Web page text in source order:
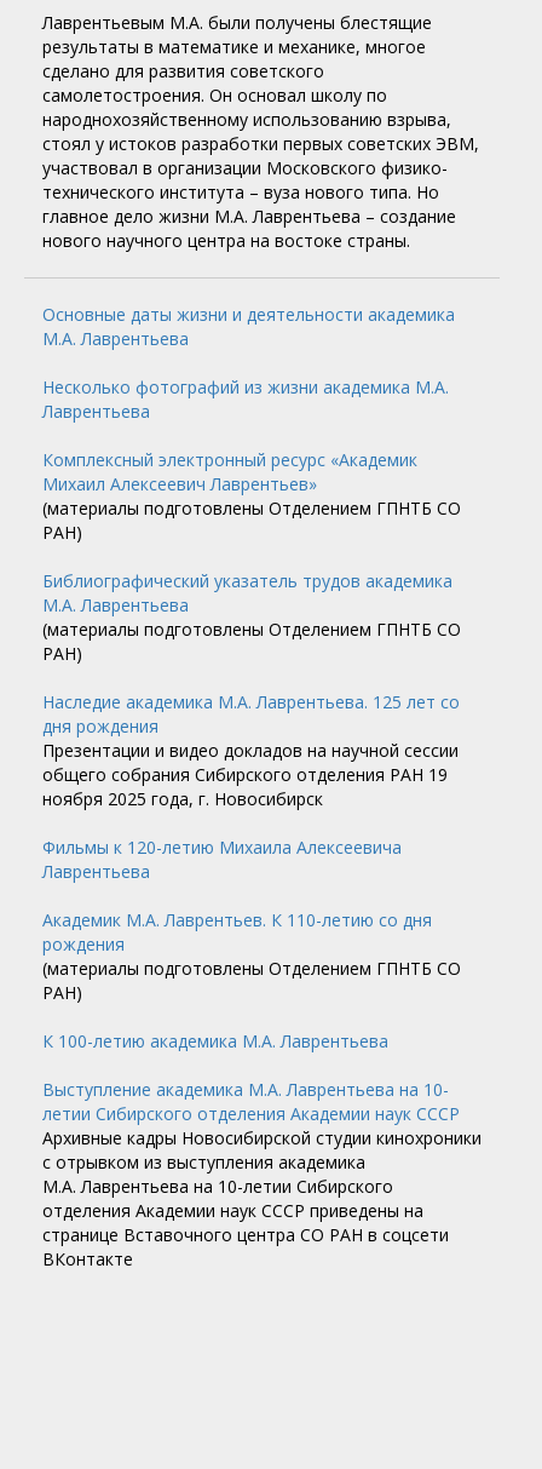
Лаврентьевым М.А. были получены блестящие
результаты в математике и механике, многое
сделано для развития советского
самолетостроения. Он основал школу по
народнохозяйственному использованию взрыва,
стоял у истоков разработки первых советских ЭВМ,
участвовал в организации Московского физико-
технического института – вуза нового типа. Но
главное дело жизни М.А. Лаврентьева – создание
нового научного центра на востоке страны.
Основные даты жизни и деятельности академика
М.А. Лаврентьева
Несколько фотографий из жизни академика М.А.
Лаврентьева
Комплексный электронный ресурс «Академик
Михаил Алексеевич Лаврентьев»
(материалы подготовлены Отделением ГПНТБ СО
РАН)
Библиографический указатель трудов академика
М.А. Лаврентьева
(материалы подготовлены Отделением ГПНТБ СО
РАН)
Наследие академика М.А. Лаврентьева. 125 лет со
дня рождения
Презентации и видео докладов на научной сессии
общего собрания Сибирского отделения РАН 19
ноября 2025 года, г. Новосибирск
Фильмы к 120-летию Михаила Алексеевича
Лаврентьева
Академик М.А. Лаврентьев. К 110-летию со дня
рождения
(материалы подготовлены Отделением ГПНТБ СО
РАН)
К 100-летию академика М.А. Лаврентьева
Выступление академика М.А. Лаврентьева на 10-
летии Сибирского отделения Академии наук СССР
Архивные кадры Новосибирской студии кинохроники
с отрывком из выступления академика
М.А. Лаврентьева на 10-летии Сибирского
отделения Академии наук СССР приведены на
странице Вставочного центра СО РАН в соцсети
ВКонтакте